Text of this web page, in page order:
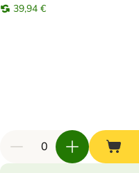
39,94 €